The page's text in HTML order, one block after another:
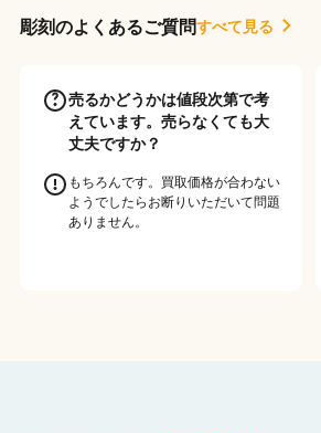
彫刻のよくあるご質問すべて見る
売るかどうかは値段次第で考
えています。売らなくても大
丈夫ですか？
もちろんです。買取価格が合わない
ようでしたらお断りいただいて問題
ありません。